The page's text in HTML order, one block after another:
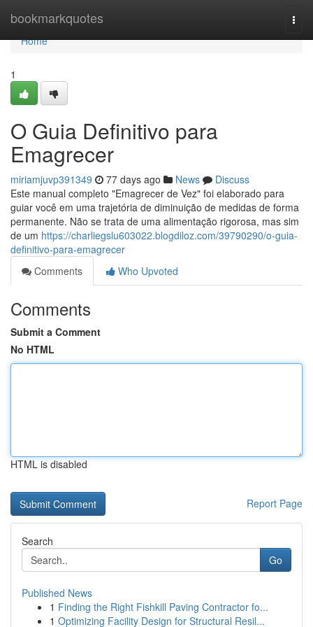
bookmarkquotes
Home
Home
1
O Guia Definitivo para
Emagrecer
miriamjuvp391349 77 days ago News
Discuss
Este manual completo "Emagrecer de Vez" foi elaborado para
guiar você em uma trajetória de diminuição de medidas de forma
permanente. Não se trata de uma alimentação rigorosa, mas sim
de um https://charliegslu603022.blogdiloz.com/39790290/o-guia-
definitivo-para-emagrecer
Comments
Who Upvoted
Comments
Submit a Comment
No HTML
HTML is disabled
Report Page
Search
Go
Published News
1 Finding the Right Fishkill Paving Contractor fo...
1 Optimizing Facility Design for Structural Resil...